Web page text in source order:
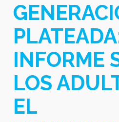
INFORME
LOS
EL